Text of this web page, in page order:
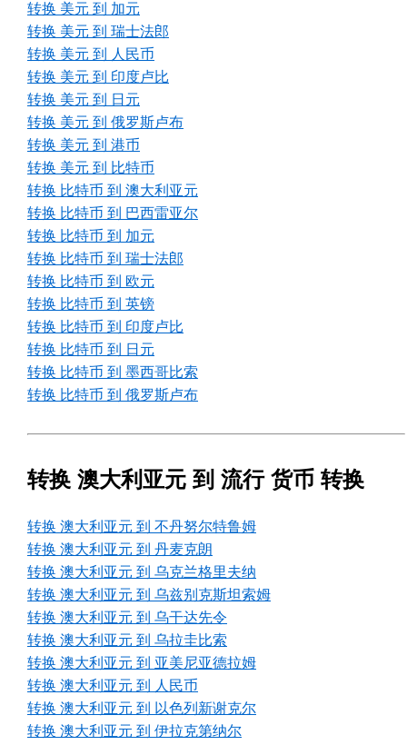
转换 美元 到 加元
转换 美元 到 瑞士法郎
转换 美元 到 人民币
转换 美元 到 印度卢比
转换 美元 到 日元
转换 美元 到 俄罗斯卢布
转换 美元 到 港币
转换 美元 到 比特币
转换 比特币 到 澳大利亚元
转换 比特币 到 巴西雷亚尔
转换 比特币 到 加元
转换 比特币 到 瑞士法郎
转换 比特币 到 欧元
转换 比特币 到 英镑
转换 比特币 到 印度卢比
转换 比特币 到 日元
转换 比特币 到 墨西哥比索
转换 比特币 到 俄罗斯卢布
转换 澳大利亚元 到 流行 货币 转换
转换 澳大利亚元 到 不丹努尔特鲁姆
转换 澳大利亚元 到 丹麦克朗
转换 澳大利亚元 到 乌克兰格里夫纳
转换 澳大利亚元 到 乌兹别克斯坦索姆
转换 澳大利亚元 到 乌干达先令
转换 澳大利亚元 到 乌拉圭比索
转换 澳大利亚元 到 亚美尼亚德拉姆
转换 澳大利亚元 到 人民币
转换 澳大利亚元 到 以色列新谢克尔
转换 澳大利亚元 到 伊拉克第纳尔